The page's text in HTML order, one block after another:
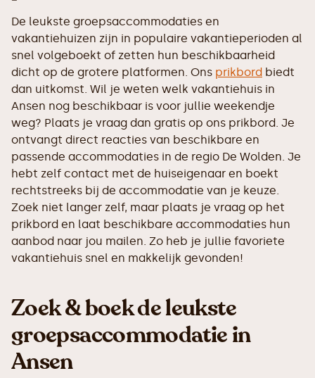
De leukste groepsaccommodaties en
vakantiehuizen zijn in populaire vakantieperioden al
snel volgeboekt of zetten hun beschikbaarheid
dicht op de grotere platformen. Ons prikbord biedt
dan uitkomst. Wil je weten welk vakantiehuis in
Ansen nog beschikbaar is voor jullie weekendje
weg? Plaats je vraag dan gratis op ons prikbord. Je
ontvangt direct reacties van beschikbare en
passende accommodaties in de regio De Wolden. Je
hebt zelf contact met de huiseigenaar en boekt
rechtstreeks bij de accommodatie van je keuze.
Zoek niet langer zelf, maar plaats je vraag op het
prikbord en laat beschikbare accommodaties hun
aanbod naar jou mailen. Zo heb je jullie favoriete
vakantiehuis snel en makkelijk gevonden!
Zoek & boek de leukste
groepsaccommodatie in
Ansen